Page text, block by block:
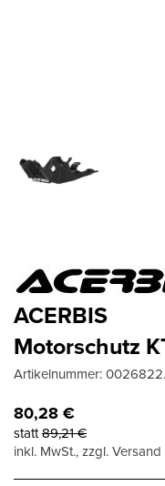
ACERBIS
Motorschutz
Artikelnummer:
80,28€
statt89,21€
inkl. MwSt., zzgl. Versand